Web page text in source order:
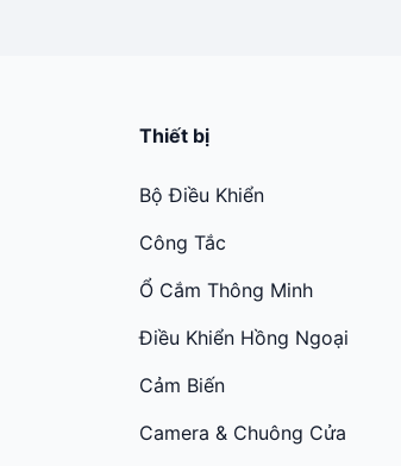
Thiết bị
Bộ Điều Khiển
Công Tắc
Ổ Cắm Thông Minh
Điều Khiển Hồng Ngoại
Cảm Biến
Camera & Chuông Cửa